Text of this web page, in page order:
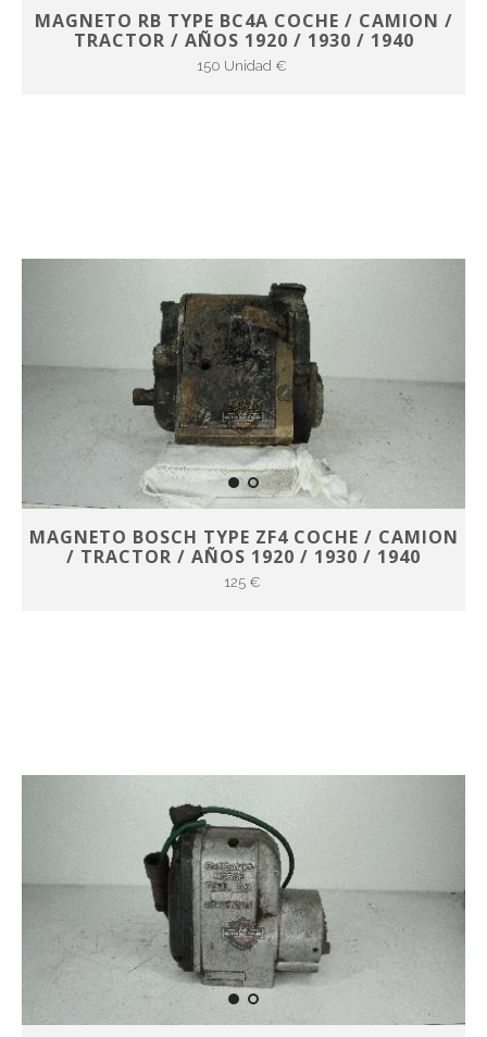
MAGNETO RB TYPE BC4A COCHE / CAMION /
TRACTOR / AÑOS 1920 / 1930 / 1940
150 Unidad €
MAGNETO BOSCH TYPE ZF4 COCHE / CAMION
/ TRACTOR / AÑOS 1920 / 1930 / 1940
125 €